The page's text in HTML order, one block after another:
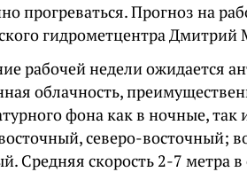
прогреваться. Прогноз на
гидрометцентра Дмитрий
рабочей недели ожидается
облачность,
фона как в ночные,
северо-восточный;
Средняя скорость 2-7 метра